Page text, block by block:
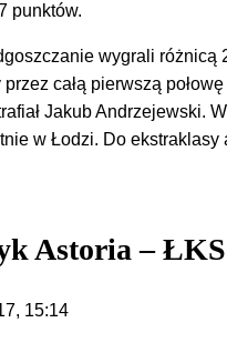
punktów.
wygrali różnicą
całą pierwszą
Jakub Andrzejewski.
w Łodzi. Do ekstraklasy
Astoria –
15:14